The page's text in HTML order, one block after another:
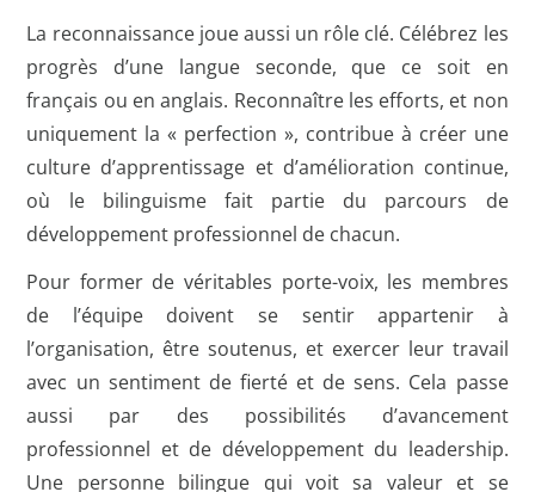
La reconnaissance joue aussi un rôle clé. Célébrez les
progrès d’une langue seconde, que ce soit en
français ou en anglais. Reconnaître les efforts, et non
uniquement la « perfection », contribue à créer une
culture d’apprentissage et d’amélioration continue,
où le bilinguisme fait partie du parcours de
développement professionnel de chacun.
Pour former de véritables porte-voix, les membres
de l’équipe doivent se sentir appartenir à
l’organisation, être soutenus, et exercer leur travail
avec un sentiment de fierté et de sens. Cela passe
aussi par des possibilités d’avancement
professionnel et de développement du leadership.
Une personne bilingue qui voit sa valeur et se